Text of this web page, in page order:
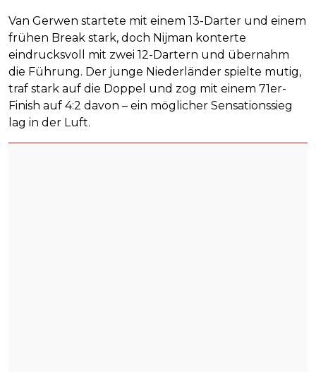
Van Gerwen startete mit einem 13-Darter und einem
frühen Break stark, doch Nijman konterte
eindrucksvoll mit zwei 12-Dartern und übernahm
die Führung. Der junge Niederländer spielte mutig,
traf stark auf die Doppel und zog mit einem 71er-
Finish auf 4:2 davon – ein möglicher Sensationssieg
lag in der Luft.